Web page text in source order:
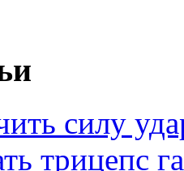
силу
трицепс